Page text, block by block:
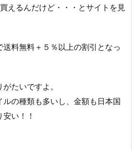
えるんだけど・・・とサイトを見
送料無料＋５％以上の割引となっ
たいですよ。
ルの種類も多いし、金額も日本国
い！！